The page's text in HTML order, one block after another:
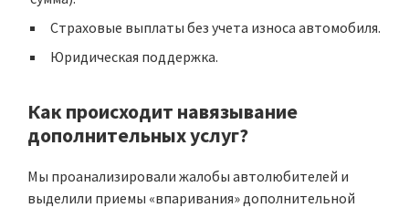
Страховые выплаты без учета износа автомобиля.
Юридическая поддержка.
Как происходит навязывание
дополнительных услуг?
Мы проанализировали жалобы автолюбителей и
выделили приемы «впаривания» дополнительной